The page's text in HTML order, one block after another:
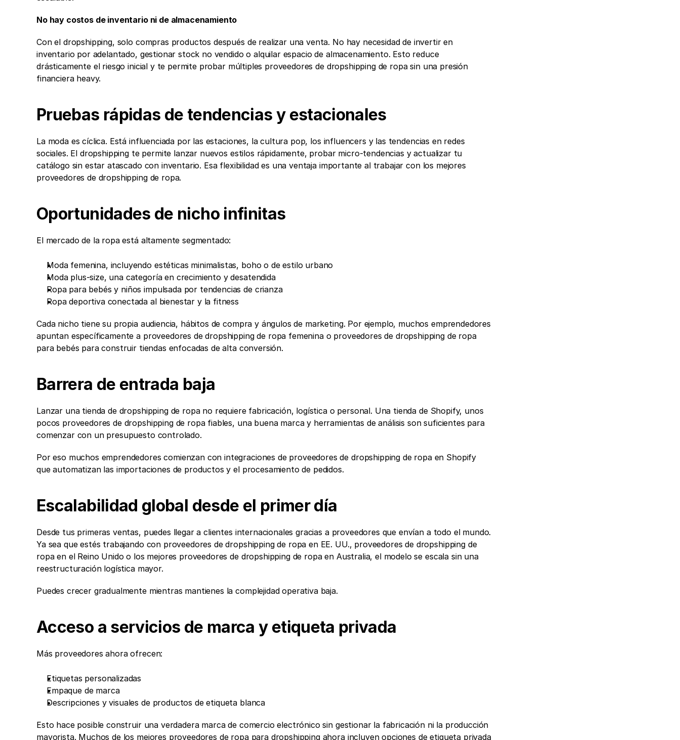
No hay costos de inventario ni de almacenamiento
Con el dropshipping, solo compras productos después de realizar una venta. No hay necesidad de invertir en
inventario por adelantado, gestionar stock no vendido o alquilar espacio de almacenamiento. Esto reduce
drásticamente el riesgo inicial y te permite probar múltiples proveedores de dropshipping de ropa sin una presión
financiera heavy.
Pruebas rápidas de tendencias y estacionales
La moda es cíclica. Está influenciada por las estaciones, la cultura pop, los influencers y las tendencias en redes
sociales. El dropshipping te permite lanzar nuevos estilos rápidamente, probar micro-tendencias y actualizar tu
catálogo sin estar atascado con inventario. Esa flexibilidad es una ventaja importante al trabajar con los mejores
proveedores de dropshipping de ropa.
Oportunidades de nicho infinitas
El mercado de la ropa está altamente segmentado:
Moda femenina, incluyendo estéticas minimalistas, boho o de estilo urbano
Moda plus-size, una categoría en crecimiento y desatendida
Ropa para bebés y niños impulsada por tendencias de crianza
Ropa deportiva conectada al bienestar y la fitness
Cada nicho tiene su propia audiencia, hábitos de compra y ángulos de marketing. Por ejemplo, muchos emprendedores
apuntan específicamente a proveedores de dropshipping de ropa femenina o proveedores de dropshipping de ropa
para bebés para construir tiendas enfocadas de alta conversión.
Barrera de entrada baja
Lanzar una tienda de dropshipping de ropa no requiere fabricación, logística o personal. Una tienda de Shopify, unos
pocos proveedores de dropshipping de ropa fiables, una buena marca y herramientas de análisis son suficientes para
comenzar con un presupuesto controlado.
Por eso muchos emprendedores comienzan con integraciones de proveedores de dropshipping de ropa en Shopify
que automatizan las importaciones de productos y el procesamiento de pedidos.
Escalabilidad global desde el primer día
Desde tus primeras ventas, puedes llegar a clientes internacionales gracias a proveedores que envían a todo el mundo.
Ya sea que estés trabajando con proveedores de dropshipping de ropa en EE. UU., proveedores de dropshipping de
ropa en el Reino Unido o los mejores proveedores de dropshipping de ropa en Australia, el modelo se escala sin una
reestructuración logística mayor.
Puedes crecer gradualmente mientras mantienes la complejidad operativa baja.
Acceso a servicios de marca y etiqueta privada
Más proveedores ahora ofrecen:
Etiquetas personalizadas
Empaque de marca
Descripciones y visuales de productos de etiqueta blanca
Esto hace posible construir una verdadera marca de comercio electrónico sin gestionar la fabricación ni la producción
mayorista. Muchos de los mejores proveedores de ropa para dropshipping ahora incluyen opciones de etiqueta privada